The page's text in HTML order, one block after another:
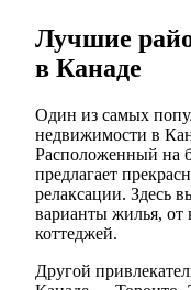
Лучшие
в Канаде
Один из самых
недвижимости в
Расположенный на
предлагает
релаксации. Здесь
варианты жилья,
коттеджей.
Другой